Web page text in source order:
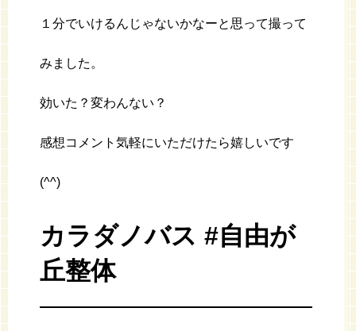
１分でいけるんじゃないかなーと思って撮って
みました。
効いた？変わんない？
感想コメント気軽にいただけたら嬉しいです
(^^)
カラダノバス #自由が
丘整体